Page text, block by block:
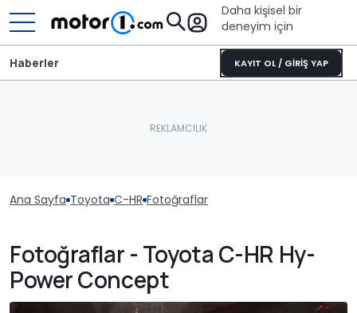
Daha kişisel bir
deneyim için
KAYIT OL / GİRİŞ YAP
Haberler
Ana Sayfa Toyota C-HR Fotoğraflar
Fotoğraflar - Toyota C-HR Hy-
Power Concept